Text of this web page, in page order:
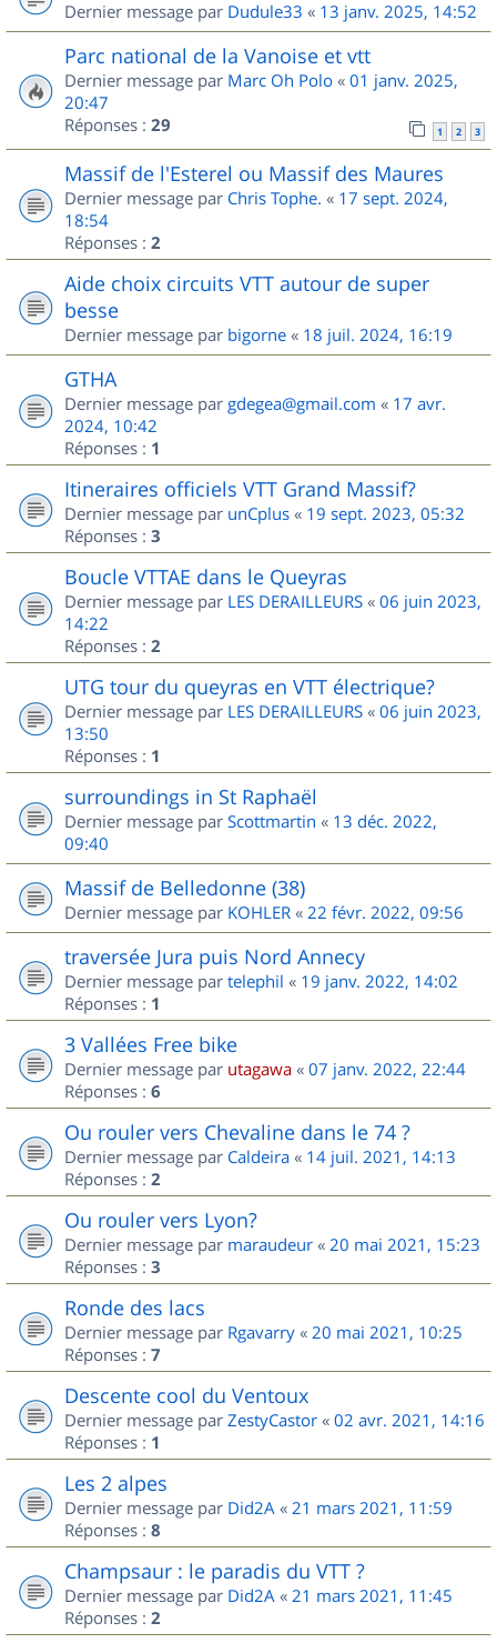
Dernier message par Dudule33 « 13 janv. 2025, 14:52
Parc national de la Vanoise et vtt
Dernier message par Marc Oh Polo « 01 janv. 2025,
20:47
Réponses : 29 1 2 3
Massif de l'Esterel ou Massif des Maures
Dernier message par Chris Tophe. « 17 sept. 2024,
18:54
Réponses : 2
Aide choix circuits VTT autour de super
besse
Dernier message par bigorne « 18 juil. 2024, 16:19
GTHA
Dernier message par gdegea@gmail.com « 17 avr.
2024, 10:42
Réponses : 1
Itineraires officiels VTT Grand Massif?
Dernier message par unCplus « 19 sept. 2023, 05:32
Réponses : 3
Boucle VTTAE dans le Queyras
Dernier message par LES DERAILLEURS « 06 juin 2023,
14:22
Réponses : 2
UTG tour du queyras en VTT électrique?
Dernier message par LES DERAILLEURS « 06 juin 2023,
13:50
Réponses : 1
surroundings in St Raphaël
Dernier message par Scottmartin « 13 déc. 2022,
09:40
Massif de Belledonne (38)
Dernier message par KOHLER « 22 févr. 2022, 09:56
traversée Jura puis Nord Annecy
Dernier message par telephil « 19 janv. 2022, 14:02
Réponses : 1
3 Vallées Free bike
Dernier message par utagawa « 07 janv. 2022, 22:44
Réponses : 6
Ou rouler vers Chevaline dans le 74 ?
Dernier message par Caldeira « 14 juil. 2021, 14:13
Réponses : 2
Ou rouler vers Lyon?
Dernier message par maraudeur « 20 mai 2021, 15:23
Réponses : 3
Ronde des lacs
Dernier message par Rgavarry « 20 mai 2021, 10:25
Réponses : 7
Descente cool du Ventoux
Dernier message par ZestyCastor « 02 avr. 2021, 14:16
Réponses : 1
Les 2 alpes
Dernier message par Did2A « 21 mars 2021, 11:59
Réponses : 8
Champsaur : le paradis du VTT ?
Dernier message par Did2A « 21 mars 2021, 11:45
Réponses : 2